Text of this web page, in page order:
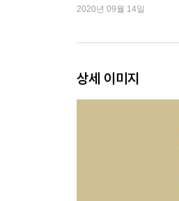
5장 대한독립군 창설,
6장 봉오동전투의 영웅
3.1운동 계기로 독립
살상한 대첩│독립군
7장 청산리대첩을 승
일제의 보복, 마적단
로 일본군을 자멸로
2020년 09월 14일
상세 이미지